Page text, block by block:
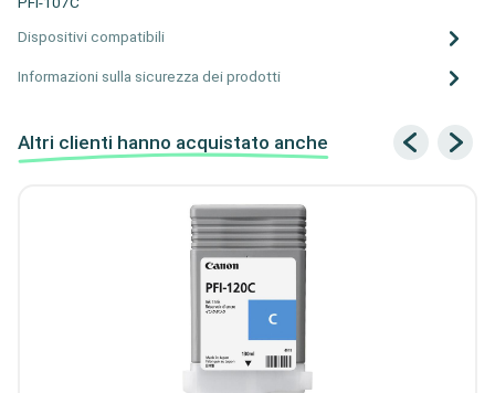
Dispositivi compatibili
Informazioni sulla sicurezza dei prodotti
Altri clienti hanno acquistato anche